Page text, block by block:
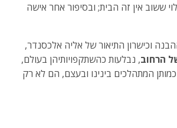
ששוב אין זה הבית; ובסיפור אחר אישה
וכישרון התיאור של אליה אלכסנדר,
הרחוב, נבלעות כהשתקפויותיהן בעולם,
כמותן המתהלכים בינינו ובעצם, הם לא רק